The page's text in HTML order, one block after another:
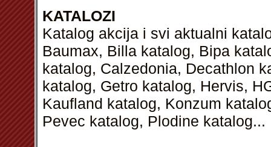
KATALOZI
Katalog akcija i svi aktualni
Baumax, Billa katalog, Bipa
katalog, Calzedonia, Decathlon
katalog, Getro katalog, Hervis,
Kaufland katalog, Konzum
Pevec katalog, Plodine katalog...